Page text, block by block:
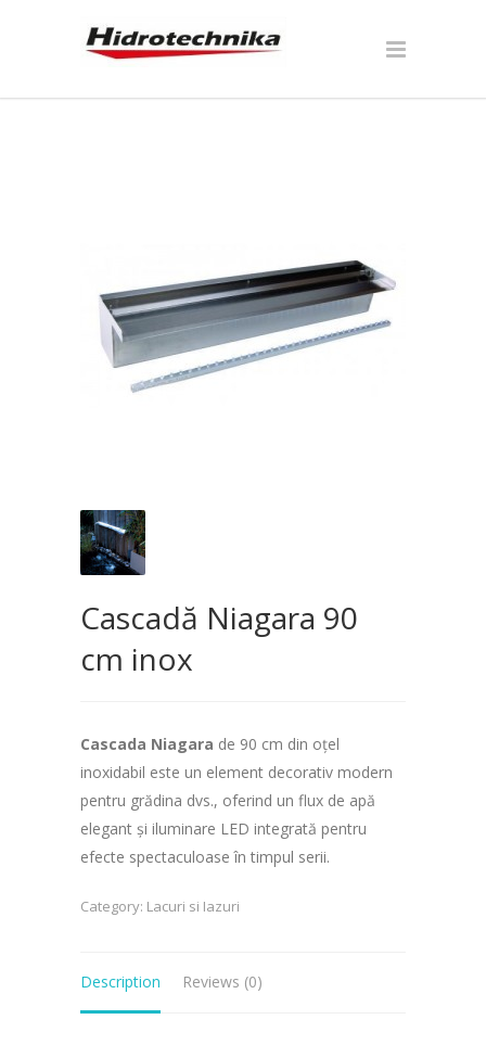
Cascadă Niagara 90
cm inox
Cascada Niagara de 90 cm din oțel
inoxidabil este un element decorativ modern
pentru grădina dvs., oferind un flux de apă
elegant și iluminare LED integrată pentru
efecte spectaculoase în timpul serii.
Category: Lacuri si Iazuri
Description Reviews (0)